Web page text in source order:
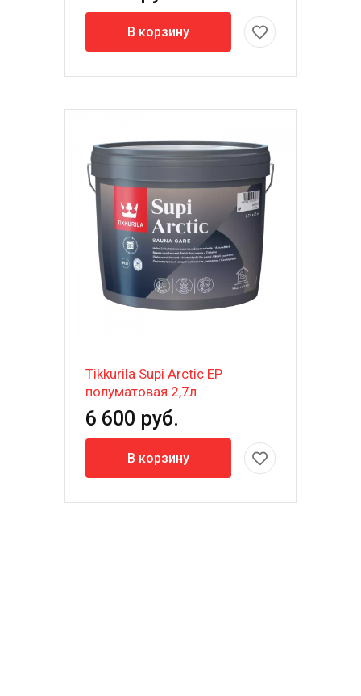
В корзину
Tikkurila Supi Arctic EP
полуматовая 2,7л
6 600 руб.
В корзину